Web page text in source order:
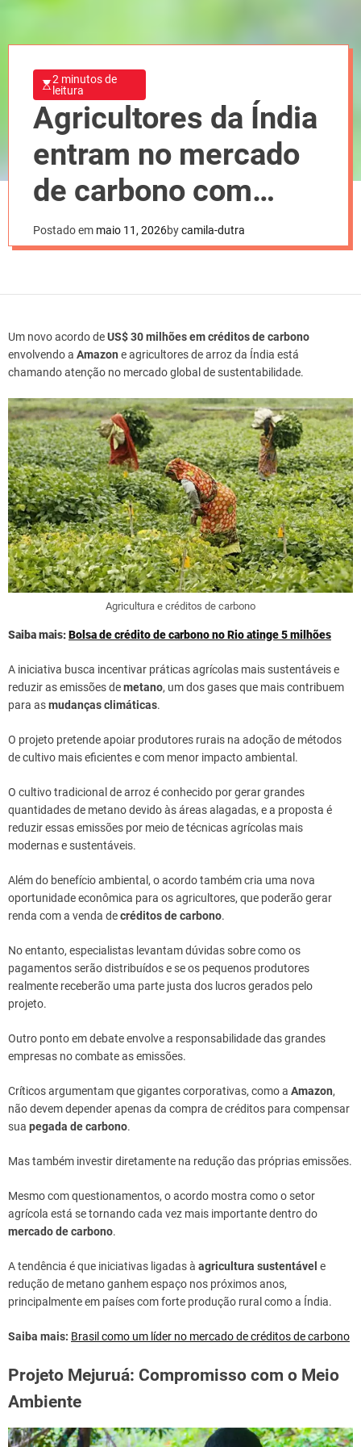
2 minutos de
leitura
Agricultores da Índia
entram no mercado
de carbono com
apoio da Amazon
Postado em maio 11, 2026bycamila-dutra
Um novo acordo deUS$ 30 milhões em créditos de carbono
envolvendo a Amazon e agricultores de arroz da Índia está
chamando atenção no mercado global de sustentabilidade.
Agricultura e créditos de carbono
Saiba mais:Bolsa de crédito de carbono no Rio atinge 5 milhões
A iniciativa busca incentivar práticas agrícolas mais sustentáveis e
reduzir as emissões demetano, um dos gases que mais contribuem
para asmudanças climáticas.
O projeto pretende apoiar produtores rurais na adoção de métodos
de cultivo mais eficientes e com menor impacto ambiental.
O cultivo tradicional de arroz é conhecido por gerar grandes
quantidades de metano devido às áreas alagadas, e a proposta é
reduzir essas emissões por meio de técnicas agrícolas mais
modernas e sustentáveis.
Além do benefício ambiental, o acordo também cria uma nova
oportunidade econômica para os agricultores, que poderão gerar
renda com a venda decréditos de carbono.
No entanto, especialistas levantam dúvidas sobre como os
pagamentos serão distribuídos e se os pequenos produtores
realmente receberão uma parte justa dos lucros gerados pelo
projeto.
Outro ponto em debate envolve a responsabilidade das grandes
empresas no combate as emissões.
Críticos argumentam que gigantes corporativas, como a Amazon,
não devem depender apenas da compra de créditos para compensar
sua pegada de carbono.
Mas também investir diretamente na redução das próprias emissões.
Mesmo com questionamentos, o acordo mostra como o setor
agrícola está se tornando cada vez mais importante dentro do
mercado de carbono.
A tendência é que iniciativas ligadas à agricultura sustentável e
redução de metano ganhem espaço nos próximos anos,
principalmente em países com forte produção rural como a Índia.
Saiba mais: Brasil como um líder no mercado de créditos de carbono
Projeto Mejuruá: Compromisso com o Meio
Ambiente